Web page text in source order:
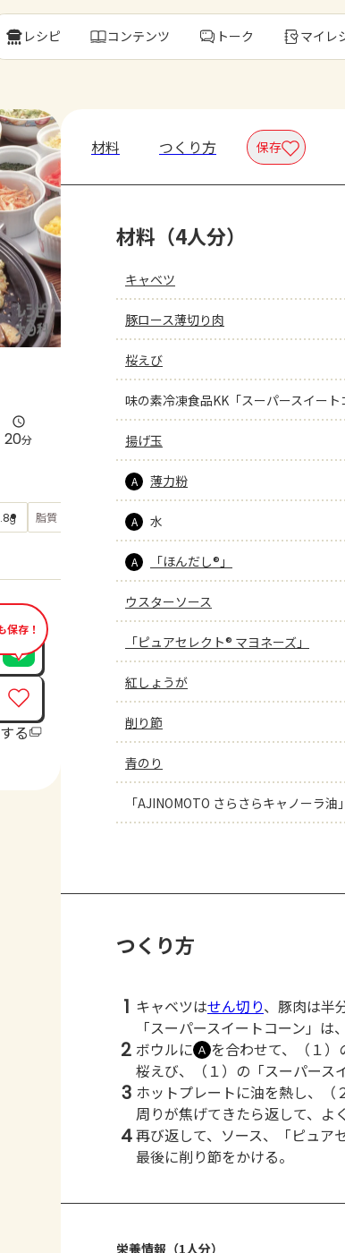
レシピ コンテンツ トーク マイレ
20分
g 脂質 もっと見る
保存！
る
材料 つくり方 保存
材料（4人分）
キャベツ
豚ロース薄切り肉
桜えび
味の素冷凍食品KK「スーパースイート
揚げ玉
A 薄力粉
A 水
A 「ほんだし®」
ウスターソース
「ピュアセレクト® マヨネーズ」
紅しょうが
削り節
青のり
「AJINOMOTO さらさらキャノーラ油」
つくり方
1 キャベツはせん切り、豚肉は半
「スーパースイートコーン」は
2 ボウルに Ａ を合わせて、（１）
桜えび、（１）の「スーパース
3 ホットプレートに油を熱し、（
周りが焦げてきたら返して、よ
4再び返して、ソース、「ピュア
最後に削り節をかける。
栄養情報（1人分）